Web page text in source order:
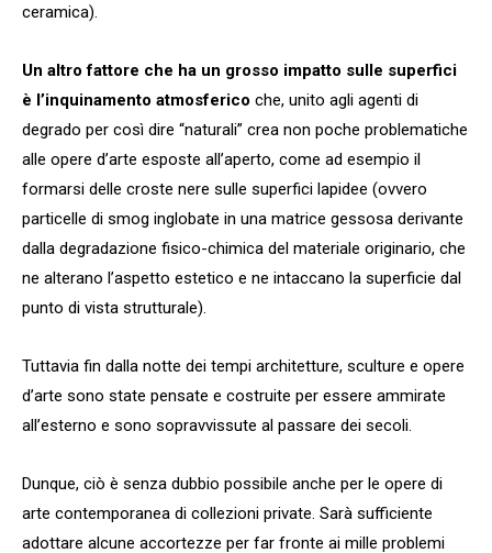
ceramica).
Un altro fattore che ha un grosso impatto sulle superfici
è l’inquinamento atmosferico che, unito agli agenti di
degrado per così dire “naturali” crea non poche problematiche
alle opere d’arte esposte all’aperto, come ad esempio il
formarsi delle croste nere sulle superfici lapidee (ovvero
particelle di smog inglobate in una matrice gessosa derivante
dalla degradazione fisico-chimica del materiale originario, che
ne alterano l’aspetto estetico e ne intaccano la superficie dal
punto di vista strutturale).
Tuttavia fin dalla notte dei tempi architetture, sculture e opere
d’arte sono state pensate e costruite per essere ammirate
all’esterno e sono sopravvissute al passare dei secoli.
Dunque, ciò è senza dubbio possibile anche per le opere di
arte contemporanea di collezioni private. Sarà sufficiente
adottare alcune accortezze per far fronte ai mille problemi